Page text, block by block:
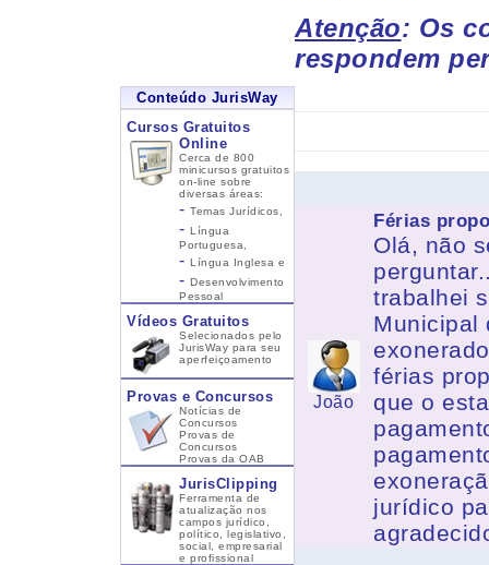
Conteúdo JurisWay
Cursos Gratuitos
Online
Cerca de 800
minicursos gratuitos
on-line sobre
diversas áreas:
- Temas Jurídicos,
- Língua
Portuguesa,
- Língua Inglesa e
- Desenvolvimento
Pessoal
Vídeos Gratuitos
Selecionados pelo
JurisWay para seu
aperfeiçoamento
Provas e Concursos
Notícias de
Concursos
Provas de
Concursos
Provas da OAB
JurisClipping
Ferramenta de
atualização nos
campos jurídico,
político, legislativo,
social, empresarial
e profissional
Atenção: Os
respondem
João
Férias
Olá, não
trabalhei
Municipal
férias
que o
jurídico